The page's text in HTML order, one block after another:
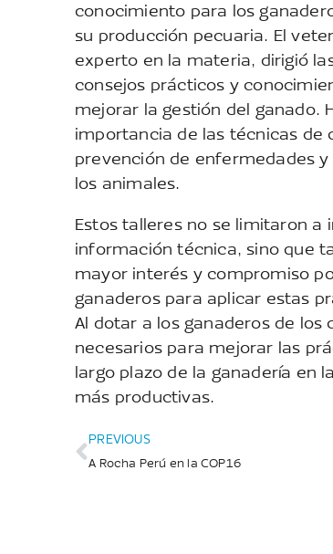
conocimiento para los
su producción pecuaria. El
experto en la materia, dirigió
consejos prácticos y
mejorar la gestión del ganado.
importancia de las técnicas de
prevención de enfermedades
los animales.
Estos talleres no se limitaron a
información técnica, sino que
mayor interés y compromiso
ganaderos para aplicar estas
Al dotar a los ganaderos de los
necesarios para mejorar las
largo plazo de la ganadería en
más productivas.
PREVIOUS
A Rocha Perú en la COP16